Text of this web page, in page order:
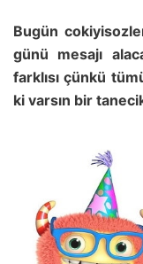
Bugün
günü mesajı
farklısı çünkü
ki varsın bir